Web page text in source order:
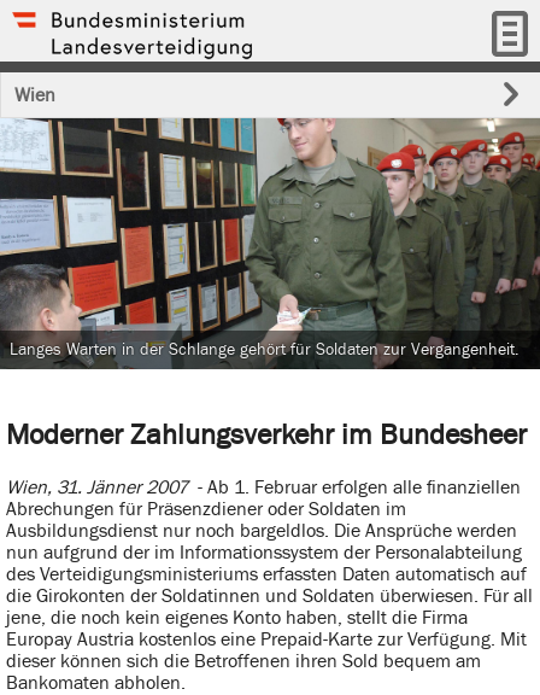
Wien
Moderner Zahlungsverkehr im Bundesheer
Wien, 31. Jänner 2007 - Ab 1. Februar erfolgen alle finanziellen
Abrechungen für Präsenzdiener oder Soldaten im
Ausbildungsdienst nur noch bargeldlos. Die Ansprüche werden
nun aufgrund der im Informationssystem der Personalabteilung
des Verteidigungsministeriums erfassten Daten automatisch auf
die Girokonten der Soldatinnen und Soldaten überwiesen. Für all
jene, die noch kein eigenes Konto haben, stellt die Firma
Europay Austria kostenlos eine Prepaid-Karte zur Verfügung. Mit
dieser können sich die Betroffenen ihren Sold bequem am
Bankomaten abholen.
Langes Warten in der Schlange gehört für Soldaten zur Vergangenheit.